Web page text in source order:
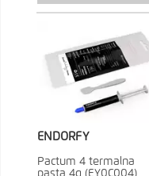
ENDORFY
Pactum 4 termalna
pasta 4g (EY0C004)